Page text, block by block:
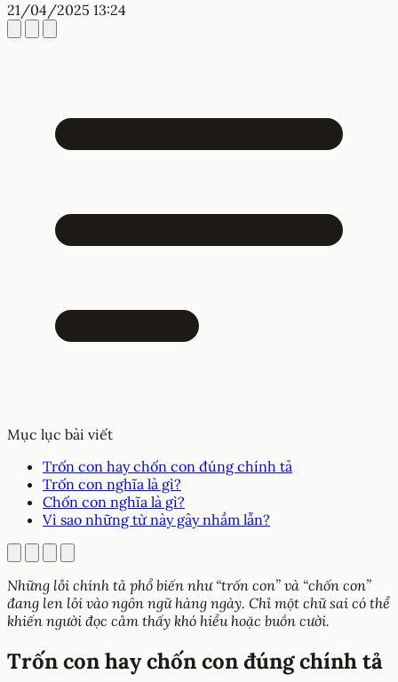
21/04/2025 13:24
Mục lục bài viết
Trốn con hay chốn con đúng chính tả
Trốn con nghĩa là gì?
Chốn con nghĩa là gì?
Vì sao những từ này gây nhầm lẫn?
Những lỗi chính tả phổ biến như “trốn con” và “chốn con”
đang len lỏi vào ngôn ngữ hàng ngày. Chỉ một chữ sai có thể
khiến người đọc cảm thấy khó hiểu hoặc buồn cười.
Trốn con hay chốn con đúng chính tả